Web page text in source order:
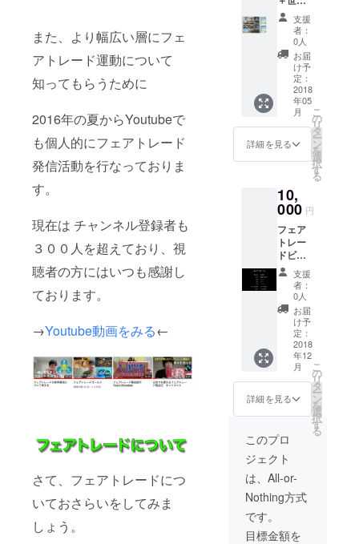
また、より幅広い層にフェ
アトレード運動について
知ってもらうために
2016年の夏からYoutubeで
も個人的にフェアトレード
発信活動を行なっておりま
す。
現在は チャンネル登録者も
３００人を超えており、視
聴者の方にはいつも感謝し
ております。
→Youtube動画をみる←
さて、フェアトレードにつ
いておさらいをしてみま
しょう。
の写真
１２枚
セット
フェア
トレー
ドシュ
ガー１
kg ２箱
支援
者：
0人
お届
け予
定：
2018
年05
月
詳細を見る
こ
の
リ
タ
ー
ン
を
選
択
す
る
10,
000 円
フェア
トレー
ドビジ
ネスを
記録し
た映像
作品を
作ろう
と考え
ていま
す。 そ
のエン
ドロー
ルにお
名前を
記載い
たしま
す。 ＋
お礼の
お手紙
支援
者：
0人
お届
け予
定：
2018
年12
月
詳細を見る
こ
の
リ
タ
ー
ン
を
選
択
す
る
このプロ
ジェクト
は、All-or-
Nothing方式
です。
目標金額を